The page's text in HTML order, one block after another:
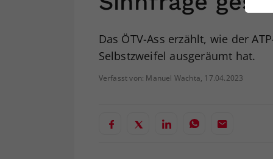
Das ÖTV-Ass erzählt, wie der
Selbstzweifel ausgeräumt hat.
Verfasst von: Manuel Wachta, 17.04.2023